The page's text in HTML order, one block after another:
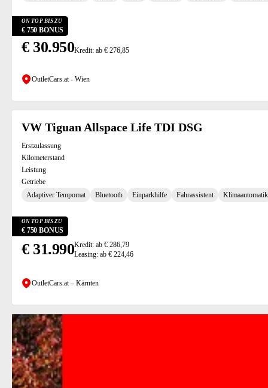
ON TOP BIS ZU
€ 750 BONUS
€ 30.950Kredit: ab € 276,85
OutletCars.at - Wien
VW Tiguan Allspace Life TDI DSG
Erstzulassung
Kilometerstand
Leistung
Getriebe
Adaptiver Tempomat
Bluetooth Einparkhilfe Fahrassistent Klimaautomatik
ON TOP BIS ZU
€ 750 BONUS
€ 31.990Kredit: ab € 286,79
Leasing: ab € 224,46
OutletCars.at – Kärnten